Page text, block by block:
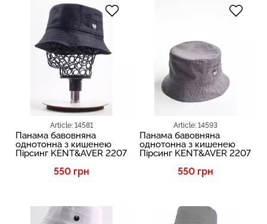
Article: 14581
Панама бавовняна
однотонна з кишенею
Пірсинг KENT&AVER 2207
550 грн
Article: 14593
Панама бавовняна
однотонна з кишенею
Пірсинг KENT&AVER 2207
550 грн